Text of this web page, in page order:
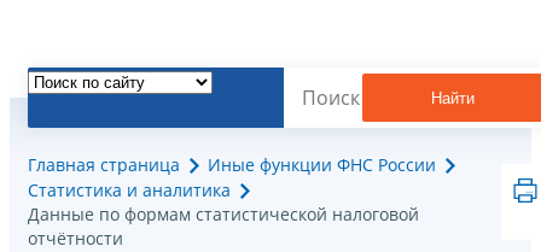
Найти
Главная страница
Иные функции ФНС России
Статистика и аналитика
Данные по формам статистической налоговой
отчётности